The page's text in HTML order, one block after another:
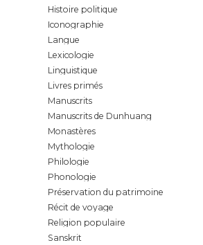
Histoire politique
Iconographie
Langue
Lexicologie
Linguistique
Livres primés
Manuscrits
Manuscrits de Dunhuang
Monastères
Mythologie
Philologie
Phonologie
Préservation du patrimoine
Récit de voyage
Religion populaire
Sanskrit